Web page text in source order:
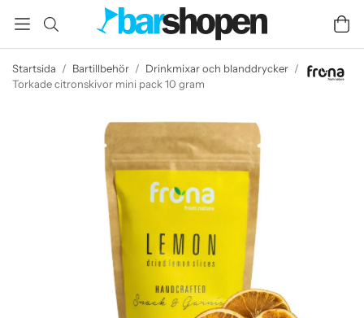
Startsida / Bartillbehör / Drinkmixar och blanddrycker /
Torkade citronskivor mini pack 10 gram